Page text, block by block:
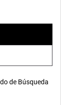
de Búsqueda